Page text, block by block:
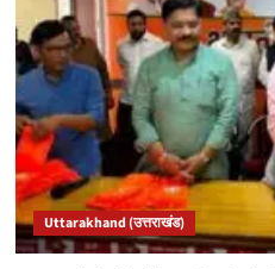
Uttarakhand (उत्तराखंड)